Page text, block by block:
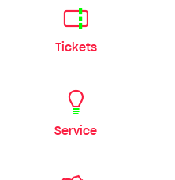
Tickets
Service